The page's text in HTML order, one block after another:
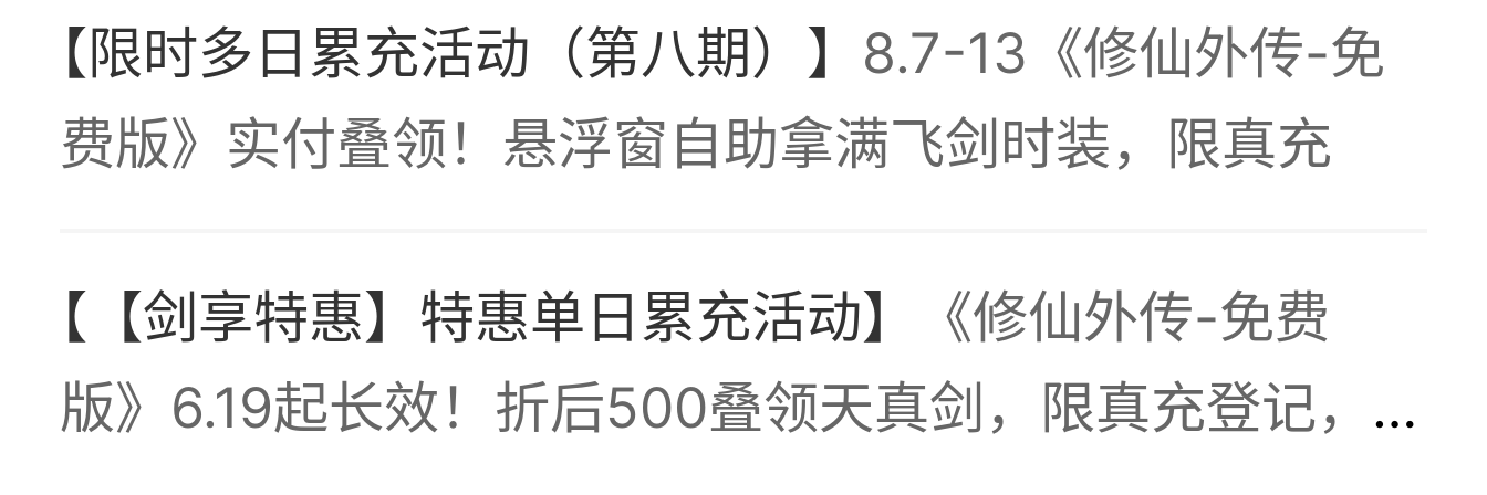
【限时多日累充活动（第八期）】 8.7-13《修仙外传-免
费版》实付叠领！悬浮窗自助拿满飞剑时装，限真充
【【剑享特惠】特惠单日累充活动】
《修仙外传-免费
版》6.19起长效！折后500叠领天真剑，限真充登记，单
。。。。。。
买了一套观星20-50的码，长期